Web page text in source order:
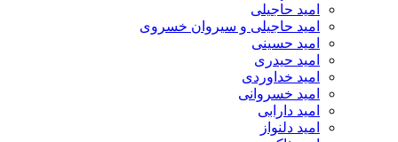
امید حاجیلی
امید حاجیلی و سیروان خسروی
امید حسینی
امید حیدری
امید خداوردی
امید خسروانی
امید دارابی
امید دلنواز